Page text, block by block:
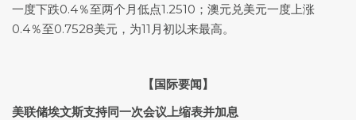
一度下跌0.4％至两个月低点1.2510； 澳元兑美元一度上涨
0.4％至0.7528美元，为11月初以来最高。
【国际要闻】
美联储埃文斯支持同一次会议上缩表并加息